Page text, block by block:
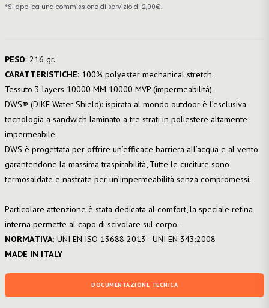
PESO: 216 gr.
CARATTERISTICHE: 100% polyester mechanical stretch.
Tessuto 3 layers 10000 MM 10000 MVP (impermeabilità).
DWS® (DIKE Water Shield): ispirata al mondo outdoor è l’esclusiva
tecnologia a sandwich laminato a tre strati in poliestere altamente
impermeabile.
DWS è progettata per offrire un’efficace barriera all’acqua e al vento
garantendone la massima traspirabilità, Tutte le cuciture sono
termosaldate e nastrate per un’impermeabilità senza compromessi.
Particolare attenzione è stata dedicata al comfort, la speciale retina
interna permette al capo di scivolare sul corpo.
NORMATIVA: UNI EN ISO 13688 2013 - UNI EN 343:2008
MADE IN ITALY
DOCUMENTAZIONE TECNICA